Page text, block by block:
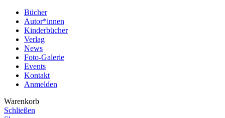
Bücher
Autor*innen
Kinderbücher
Verlag
News
Foto-Galerie
Events
Kontakt
Anmelden
Warenkorb
Schließen